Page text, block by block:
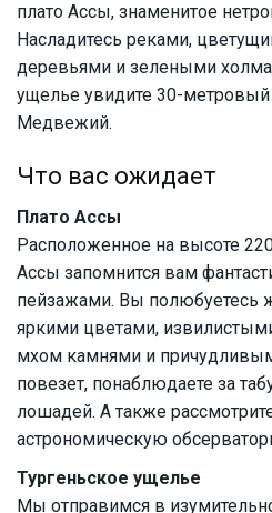
плато Ассы, знаменитое
Насладитесь реками,
деревьями и зелеными
ущелье увидите 30-
Медвежий.
Что вас ожидает
Плато Ассы
Расположенное на высоте
Ассы запомнится вам
пейзажами. Вы полюбуетесь
яркими цветами,
мхом камнями и
повезет, понаблюдаете за
лошадей. А также
астрономическую
Тургеньское ущелье
Мы отправимся в